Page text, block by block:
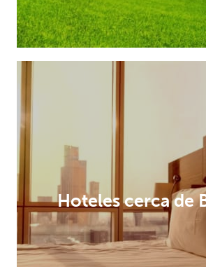
Hoteles cerca de